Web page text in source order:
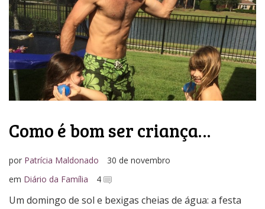
Como é bom ser criança…
por Patrícia Maldonado
30 de novembro
em Diário da Família 4
Um domingo de sol e bexigas cheias de água: a festa